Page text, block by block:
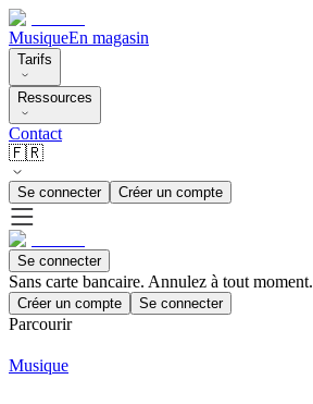
MusiqueEn magasin
Tarifs
Ressources
Contact
🇫🇷
Se connecter Créer un compte
Se connecter
Sans carte bancaire. Annulez à tout moment.
Créer un compte Se connecter
Parcourir
Musique